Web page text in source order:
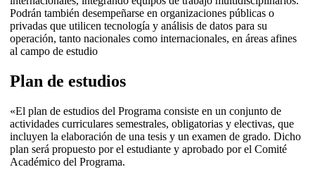
Podrán también desempeñarse en organizaciones públicas o
privadas que utilicen tecnología y análisis de datos para su
operación, tanto nacionales como internacionales, en áreas afines
al campo de estudio
Plan de estudios
«El plan de estudios del Programa consiste en un conjunto de
actividades curriculares semestrales, obligatorias y electivas, que
incluyen la elaboración de una tesis y un examen de grado. Dicho
plan será propuesto por el estudiante y aprobado por el Comité
Académico del Programa.